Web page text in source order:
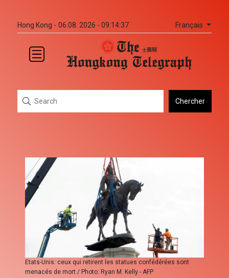
Hong Kong - 06.08. 2026 - 09:14:38 Français
Chercher
Etats-Unis: ceux qui retirent les statues confédérées sont
menacés de mort / Photo: Ryan M. Kelly - AFP